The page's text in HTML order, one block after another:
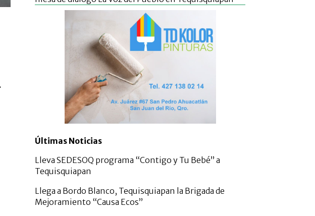
Últimas Noticias
Lleva SEDESOQ programa “Contigo y Tu Bebé” a
Tequisquiapan
Llega a Bordo Blanco, Tequisquiapan la Brigada de
Mejoramiento “Causa Ecos”